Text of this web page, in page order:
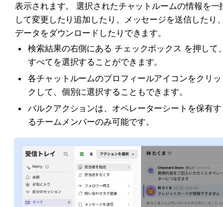
表示されます。 選択されたチャットルームの情報を一
して変更したり追加したり、メッセージを送信したり
データをダウンロードしたりできます。
検索結果の右側にある チェックボックス を押して
すべてを選択することができます。
各チャットルームのプロフィールアイコンをクリッ
クして、個別に選択することもできます。
バルクアクションは、オペレーターシートを保有す
るチームメンバーのみ可能です。